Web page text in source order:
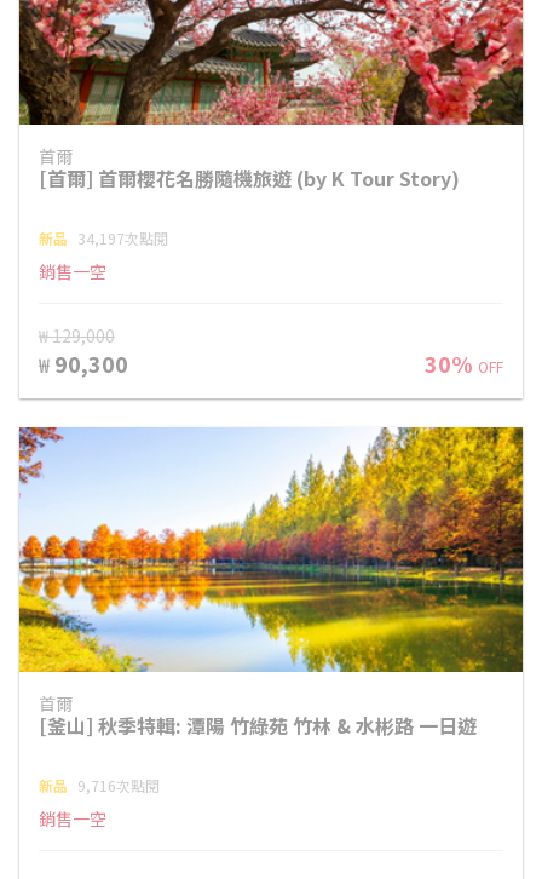
首爾
[首爾] 首爾櫻花名勝隨機旅遊 (by K Tour Story)
新品 34,197次點閱
銷售一空
₩ 129,000
₩ 90,300 30% OFF
首爾
[釜山] 秋季特輯: 潭陽 竹綠苑 竹林 & 水彬路 一日遊
新品 9,716次點閱
銷售一空